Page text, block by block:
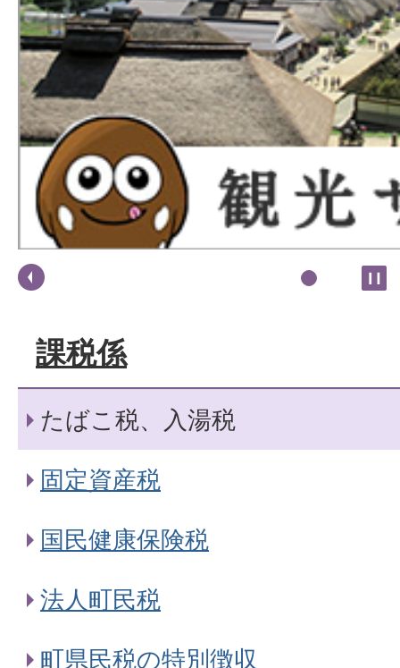
課税係
たばこ税、入湯税
固定資産税
国民健康保険税
法人町民税
町県民税の特別徴収